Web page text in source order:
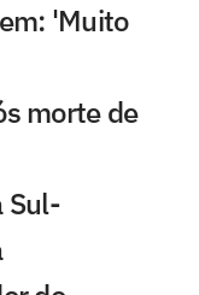
'Muito
morte de
Sul-